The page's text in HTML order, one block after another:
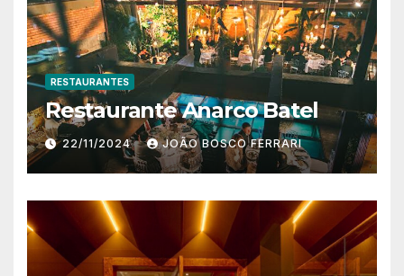
RESTAURANTES
Restaurante Anarco Batel
22/11/2024 JOÃO BOSCO FERRARI